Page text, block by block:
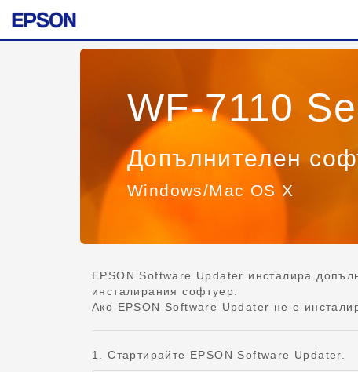
WF-7110
Допълнителен
Windows/Mac OS X
EPSON Software Updater инсталира
инсталирания софтуер.
Ако EPSON Software Updater не е
1. Стартирайте EPSON Software Updater.